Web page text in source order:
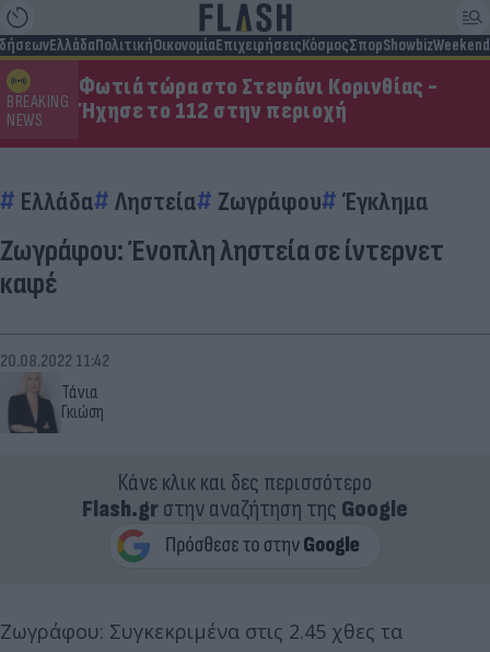
ΕλλάδαΠολιτικήΟικονομίαΕπιχειρήσειςΚόσμοςΣπορShowbizWeekend
BREAKING
NEWS
Φωτιά τώρα στο Στεφάνι Κορινθίας -
Ήχησε το 112 στην περιοχή
Ελλάδα Ληστεία Ζωγράφου Έγκλημα
Ζωγράφου: Ένοπλη ληστεία σε ίντερνετ
καφέ
Τάνια
Γκιώση
20.08.2022 11:42
Κάνε κλικ και δες περισσότερο
Flash.grστην αναζήτηση της Google
Ζωγράφου: Συγκεκριμένα στις 2.45 χθες τα